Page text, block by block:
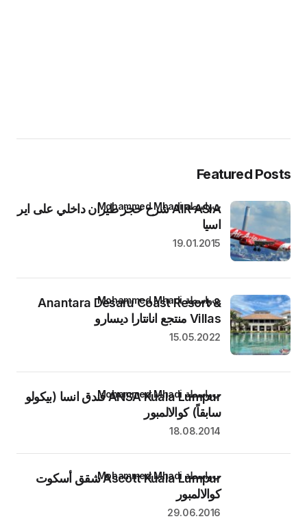
Featured Posts
AIR ASIA شرح حجز طيران داخلي على اير
اسيا
بواسطة Mohammed Mhadi
19.01.2015
Anantara Desaru Coast Resort &
Villas منتجع انانتارا ديسارو
بواسطة Mohammed Mhadi
15.05.2022
ANSA Kuala Lumpur فندق انسا (بيكولو
سابقاً) كوالالمبور
بواسطة Mohammed Mhadi
18.08.2014
Ascott Kuala Lumpur شقق أسكوت
كوالالمبور
بواسطة Mohammed Mhadi
29.06.2016